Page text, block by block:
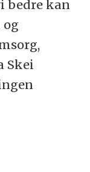
bedre kan
Skei